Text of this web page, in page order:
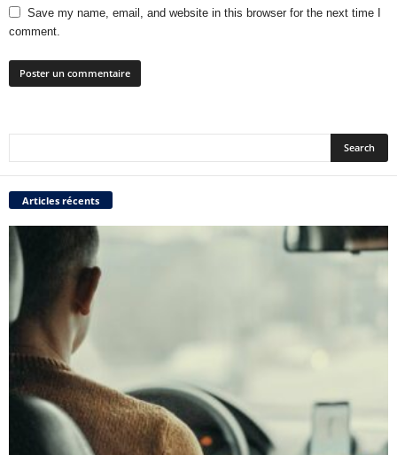
Save my name, email, and website in this browser for the next time I
comment.
Articles récents